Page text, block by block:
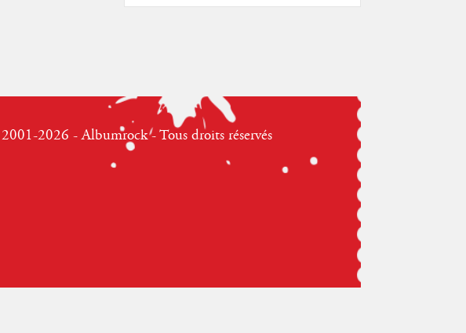
2026 - Albumrock - Tous droits réservés